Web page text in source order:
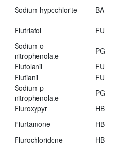
Sodium hypochlorite
BA
Flutriafol
FU
Sodium o-
nitrophenolate
PG
Flutolanil
FU
Flutianil
FU
Sodium p-
nitrophenolate
PG
Fluroxypyr
HB
Flurtamone
HB
Flurochloridone
HB